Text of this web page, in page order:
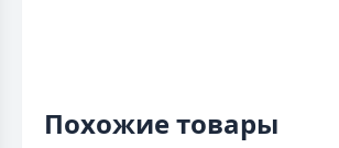
Похожие товары